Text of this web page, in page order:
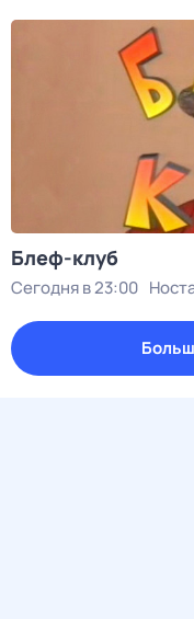
Блеф-клуб
Сегодня в 23:00